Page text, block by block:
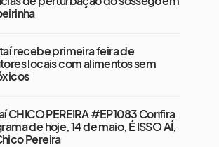
recebe primeira feira de
locais com alimentos sem
CHICO PEREIRA #EP1083 Confira
de hoje, 14 de maio, É ISSO AÍ,
Pereira